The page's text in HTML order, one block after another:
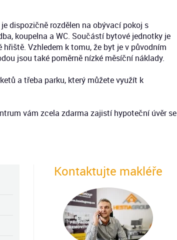
dispozičně rozdělen na obývací pokoj s
koupelna a WC. Součástí bytové jednotky je
Vzhledem k tomu, že byt je v původním
jsou také poměrně nízké měsíční náklady.
a třeba parku, který můžete využít k
vám zcela zdarma zajistí hypoteční úvěr se
Kontaktujte makléře